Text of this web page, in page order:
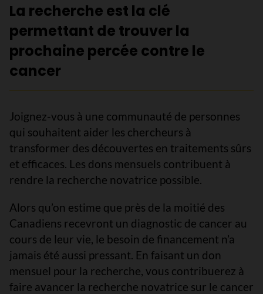
La recherche est la clé
permettant de trouver la
prochaine percée contre le
cancer
Joignez-vous à une communauté de personnes
qui souhaitent aider les chercheurs à
transformer des découvertes en traitements sûrs
et efficaces. Les dons mensuels contribuent à
rendre la recherche novatrice possible.
Alors qu’on estime que près de la moitié des
Canadiens recevront un diagnostic de cancer au
cours de leur vie, le besoin de financement n’a
jamais été aussi pressant. En faisant un don
mensuel pour la recherche, vous contribuerez à
faire avancer la recherche novatrice sur le cancer